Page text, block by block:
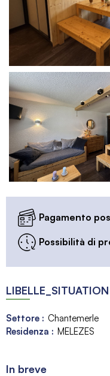
Pagamento
Possibilità di
LIBELLE_SITUATION
Settore : Chantemerle
Residenza : MELEZES
In breve